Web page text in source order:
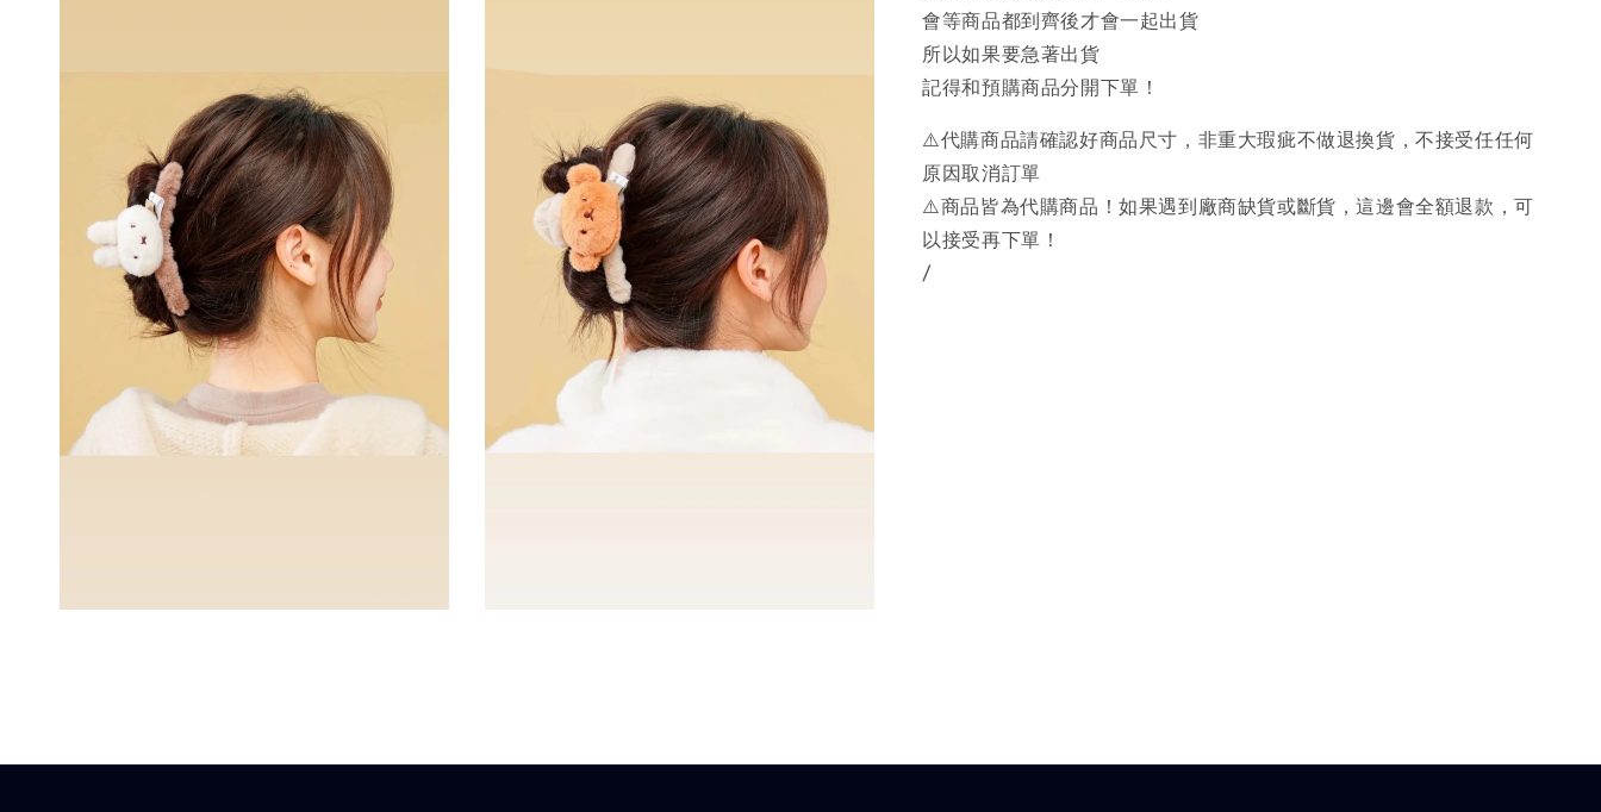
會等商品都到齊後才會一起出貨
所以如果要急著出貨
記得和預購商品分開下單！
⚠️代購商品請確認好商品尺寸，非重大瑕疵不做退換貨，不接受任任何
原因取消訂單
⚠️商品皆為代購商品！如果遇到廠商缺貨或斷貨，這邊會全額退款，可
以接受再下單！
/